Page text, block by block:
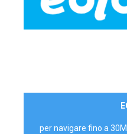
per navigare fino a